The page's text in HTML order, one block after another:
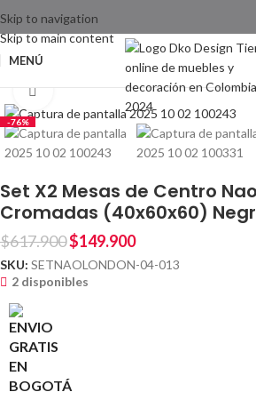
Skip to navigation
Skip to main content
MENÚ
Mesas de centro
-76%
Clic para ampliar
Set X2 Mesas de Centro
Cromadas (40x60x60)
$617.900$149.900
SKU: SETNAOLONDON-04-013
2 disponibles